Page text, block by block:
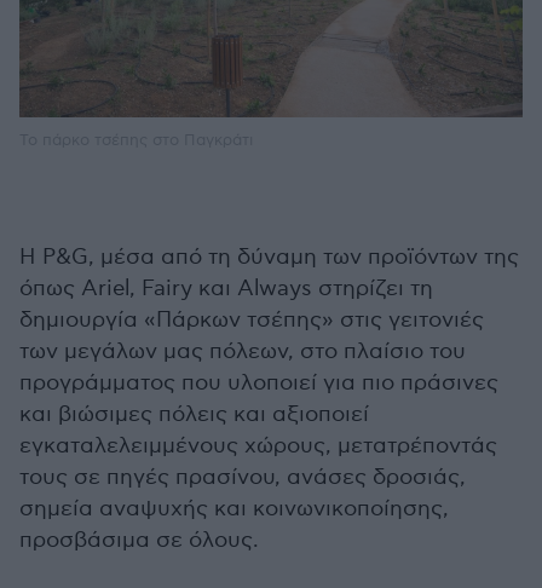
Η P&G, μέσα από τη δύναμη των προϊόντων της
όπως Αriel, Fairy και Always στηρίζει τη
δημιουργία «Πάρκων τσέπης» στις γειτονιές
των μεγάλων μας πόλεων, στο πλαίσιο του
προγράμματος που υλοποιεί για πιο πράσινες
και βιώσιμες πόλεις και αξιοποιεί
εγκαταλελειμμένους χώρους, μετατρέποντάς
τους σε πηγές πρασίνου, ανάσες δροσιάς,
σημεία αναψυχής και κοινωνικοποίησης,
προσβάσιμα σε όλους.